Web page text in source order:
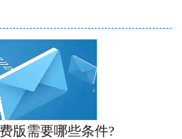
版需要哪些条件?